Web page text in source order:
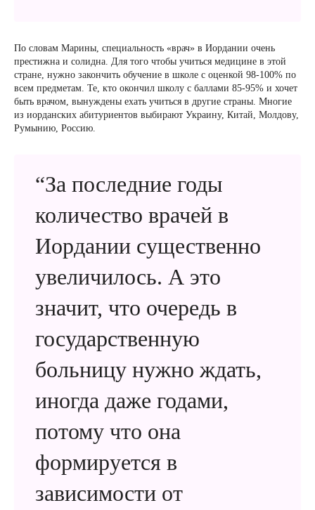
По словам Марины, специальность «врач» в Иордании очень
престижна и солидна. Для того чтобы учиться медицине в этой
стране, нужно закончить обучение в школе с оценкой 98-100% по
всем предметам. Те, кто окончил школу с баллами 85-95% и хочет
быть врачом, вынуждены ехать учиться в другие страны. Многие
из иорданских абитуриентов выбирают Украину, Китай, Молдову,
Румынию, Россию.
“За последние годы
количество врачей в
Иордании существенно
увеличилось. А это
значит, что очередь в
государственную
больницу нужно ждать,
иногда даже годами,
потому что она
формируется в
зависимости от